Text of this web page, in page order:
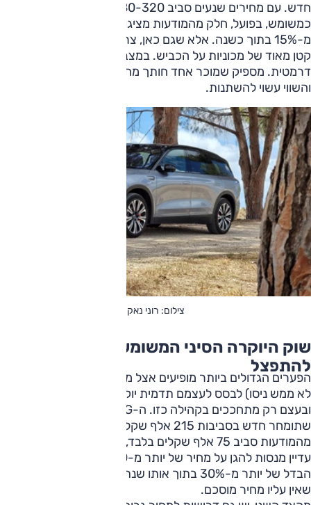
כמשומש, בפועל, חלק מהמודעות מציגות ירידת ערך של פחות
מ-15% בתוך כשנה. אלא שגם כאן, צריך לזכור שמדובר במספר
קטן מאוד של מכוניות על הכביש. במצב כזה, להיצע יש השפעה
דרמטית. מספיק שמוכר אחד חותך מחיר בצורה אגרסיבית
והשווי עשוי להשתנות.
צילום: רוני נאק
שוק היוקרה הסיני המשומש בישראל מתחיל
להתפצל
הפערים הגדולים ביותר מופיעים אצל מותגים שפחות הצליחו (או
לא ממש ניסו) לבסס לעצמם תדמית יוקרה אמיתית בישראל,
ובעצם רק מתחככים בקהילה כזו. ה-MG
שתומחר חדש בסביבות 215 אלף שקל, כבר מופיע בחלק
מהמודעות סביב 75 אלף שקלים בלבד, בזמן שמודעות אחרות
הבדל של יותר מ-30% בתוך אותו שנתון. זו אינדיקציה לרכב
שאין עליו מחיר מוסכם.